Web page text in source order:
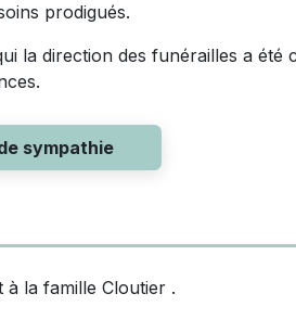
prodigués.
la direction des funérailles a été
sympathie
la famille Cloutier .